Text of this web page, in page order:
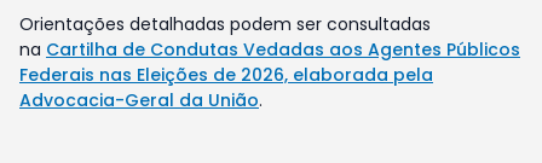
Orientações detalhadas podem ser consultadas
na Cartilha de Condutas Vedadas aos Agentes Públicos
Federais nas Eleições de 2026, elaborada pela
Advocacia-Geral da União.